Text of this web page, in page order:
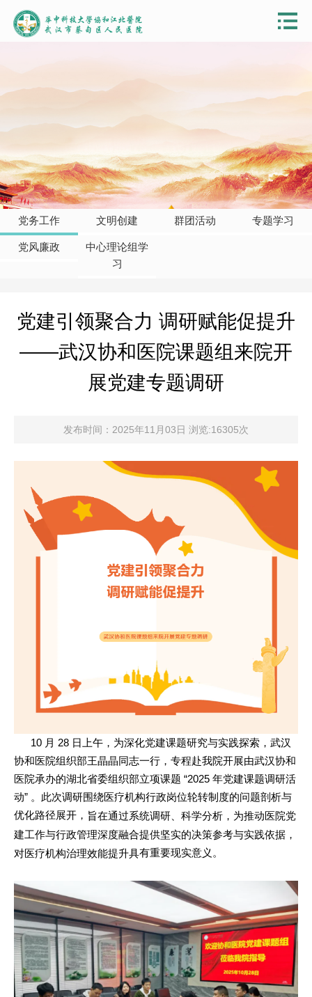
党务工作 文明创建 群团活动 专题学习
党风廉政
中心理论组学
习
党建引领聚合力 调研赋能促提升
——武汉协和医院课题组来院开
展党建专题调研
发布时间：2025年11月03日 浏览:16305次
10 月 28 日上午，为深化党建课题研究与实践探索，武汉
协和医院组织部王晶晶同志一行，专程赴我院开展由武汉协和
医院承办的湖北省委组织部立项课题 “2025 年党建课题调研活
动” 。此次调研围绕医疗机构行政岗位轮转制度的问题剖析与
优化路径展开， 旨在通过系统调研、科学分析， 为推动医院党
建工作与行政管理深度融合提供坚实的决策参考与实践依据，
对医疗机构治理效能提升具有重要现实意义。